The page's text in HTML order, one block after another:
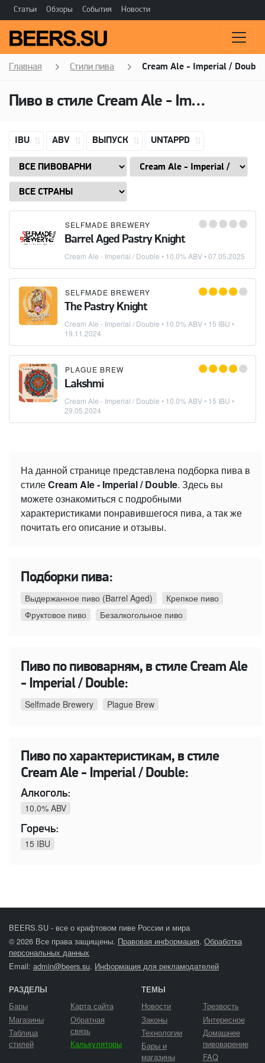
Статьи Обзоры События Новости
Главная Стили пива Cream Ale - Imperial / Double
Пиво в стиле Cream Ale - Imperial / Double
IBU ABV ВЫПУСК UNTAPPD
SELFMADE BREWERY
Barrel Aged Pastry Knight
Cream Ale - Imperial / Double • 10.0% ABV •07.05.2025
SELFMADE BREWERY
The Pastry Knight
Cream Ale - Imperial / Double • 10.0% ABV • 15 IBU •
19.11.2024
PLAGUE BREW
Lakshmi
Cream Ale - Imperial / Double • 10.0% ABV • 15 IBU •
29.05.2024
На данной странице представлена подборка пива в
стилеCream Ale - Imperial / Double. Здесь вы
можете ознакомиться с подробными
характеристиками понравившегося пива, а так же
почитать его описание и отзывы.
Подборки пива:
Выдержанное пиво (Barrel Aged)
Крепкое пиво
Фруктовое пиво
Безалкогольное пиво
Пиво по пивоварням, в стиле Cream Ale
- Imperial / Double:
Selfmade Brewery Plague Brew
Пиво по характеристикам, в стиле
Cream Ale - Imperial / Double:
Алкоголь:
10.0% ABV
Горечь:
15 IBU
BEERS.SU - все о крафтовом пиве России и мира
© 2026 Все права защищены. Правовая информация. Обработка
персональных данных
Email: admin@beers.su. Информация для рекламодателей
РАЗДЕЛЫ
Бары
Магазины
Таблица
стилей
Карта сайта
Обратная
связь
Калькуляторы
ТЕМЫ
Новости
Законы
Технологии
Бары и
магазины
Трезвость
Интересное
Домашнее
пивоварение
FAQ